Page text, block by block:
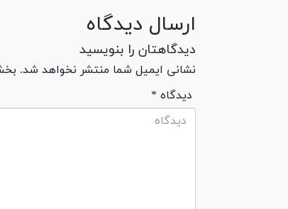
ارسال دیدگاه
دیدگاهتان را بنویسید
نشانی ایمیل شما منتشر نخواهد شد.
* دیدگاه